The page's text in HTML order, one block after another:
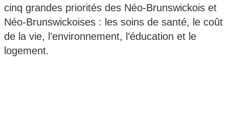
cinq grandes priorités des Néo-Brunswickois et
Néo-Brunswickoises : les soins de santé, le coût
de la vie, l’environnement, l’éducation et le
logement.